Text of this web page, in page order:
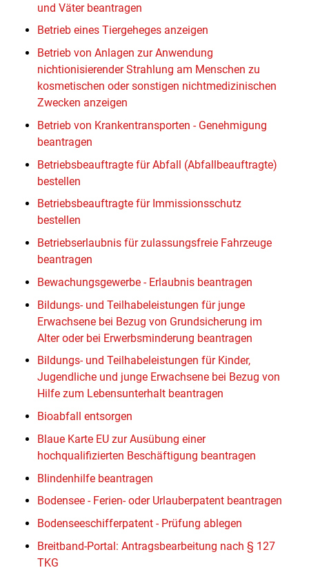
und Väter beantragen
Betrieb eines Tiergeheges anzeigen
Betrieb von Anlagen zur Anwendung
nichtionisierender Strahlung am Menschen zu
kosmetischen oder sonstigen nichtmedizinischen
Zwecken anzeigen
Betrieb von Krankentransporten - Genehmigung
beantragen
Betriebsbeauftragte für Abfall (Abfallbeauftragte)
bestellen
Betriebsbeauftragte für Immissionsschutz
bestellen
Betriebserlaubnis für zulassungsfreie Fahrzeuge
beantragen
Bewachungsgewerbe - Erlaubnis beantragen
Bildungs- und Teilhabeleistungen für junge
Erwachsene bei Bezug von Grundsicherung im
Alter oder bei Erwerbsminderung beantragen
Bildungs- und Teilhabeleistungen für Kinder,
Jugendliche und junge Erwachsene bei Bezug von
Hilfe zum Lebensunterhalt beantragen
Bioabfall entsorgen
Blaue Karte EU zur Ausübung einer
hochqualifizierten Beschäftigung beantragen
Blindenhilfe beantragen
Bodensee - Ferien- oder Urlauberpatent beantragen
Bodenseeschifferpatent - Prüfung ablegen
Breitband-Portal: Antragsbearbeitung nach § 127
TKG